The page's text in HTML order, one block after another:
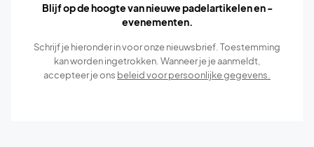
Blijf op de hoogte van nieuwe padelartikelen en -
evenementen.
Schrijf je hieronder in voor onze nieuwsbrief. Toestemming
kan worden ingetrokken. Wanneer je je aanmeldt,
accepteer je ons beleid voor persoonlijke gegevens.